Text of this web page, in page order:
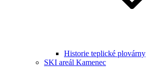
Historie teplické plovárny
SKI areál Kamenec